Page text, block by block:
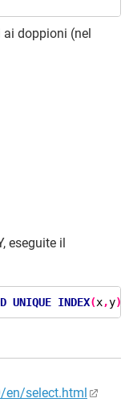
doppioni (nel
eseguite il
UNIQUE INDEX(x,y);
select.html